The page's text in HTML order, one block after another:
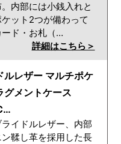
内部には小銭入れと
ット2つが備わって
ード・お札（…
詳細はこちら＞
ルレザー マルチポケ
グメントケース
イドルレザー、内部
鞣し革を採用した長